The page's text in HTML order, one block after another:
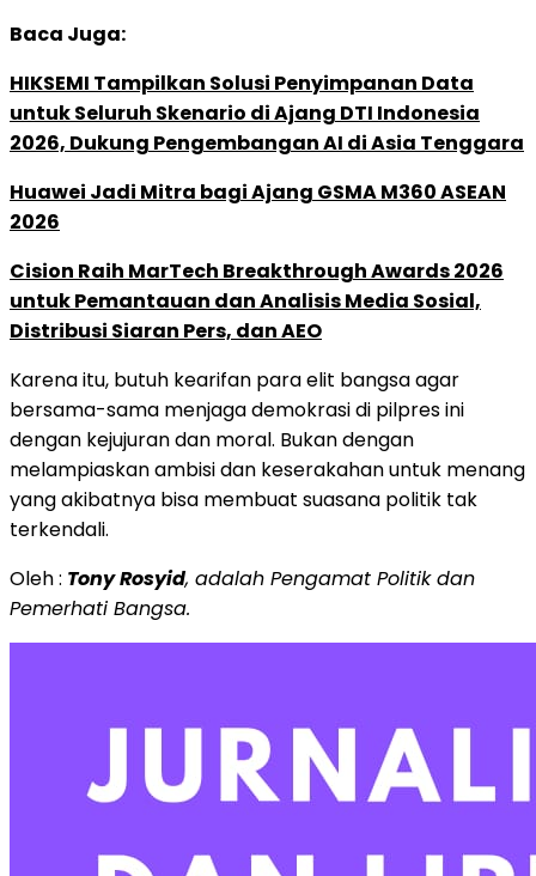
Baca Juga:
HIKSEMI Tampilkan Solusi Penyimpanan Data
untuk Seluruh Skenario di Ajang DTI Indonesia
2026, Dukung Pengembangan AI di Asia Tenggara
Huawei Jadi Mitra bagi Ajang GSMA M360 ASEAN
2026
Cision Raih MarTech Breakthrough Awards 2026
untuk Pemantauan dan Analisis Media Sosial,
Distribusi Siaran Pers, dan AEO
Karena itu, butuh kearifan para elit bangsa agar
bersama-sama menjaga demokrasi di pilpres ini
dengan kejujuran dan moral. Bukan dengan
melampiaskan ambisi dan keserakahan untuk menang
yang akibatnya bisa membuat suasana politik tak
terkendali.
Oleh : Tony Rosyid, adalah Pengamat Politik dan
Pemerhati Bangsa.